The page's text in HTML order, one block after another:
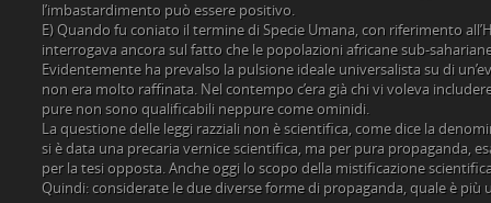
l’imbastardimento può essere positivo.
E) Quando fu coniato il termine di Specie Umana, con riferimento
interrogava ancora sul fatto che le popolazioni africane sub-
Evidentemente ha prevalso la pulsione ideale universalista su di
non era molto raffinata. Nel contempo c’era già chi vi voleva
pure non sono qualificabili neppure come ominidi.
La questione delle leggi razziali non è scientifica, come dice la
si è data una precaria vernice scientifica, ma per pura propaganda,
per la tesi opposta. Anche oggi lo scopo della mistificazione
Quindi: considerate le due diverse forme di propaganda, quale è più